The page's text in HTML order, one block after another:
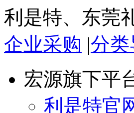
利是特、东莞
企业采购 |分
宏源旗下平
利是特官